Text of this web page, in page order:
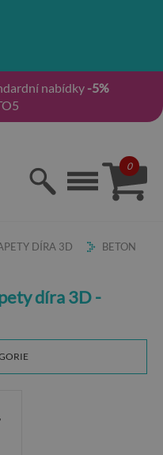
nabídky -5%
0
DÍRA 3D
BETON
díra 3D -